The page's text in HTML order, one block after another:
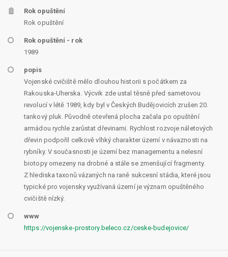
Rok opuštění
Rok opuštění
Rok opuštění - rok
1989
popis
Vojenské cvičiště mělo dlouhou historii s počátkem za
Rakouska-Uherska. Výcvik zde ustal těsně před sametovou
revolucí v létě 1989, kdy byl v Českých Budějovicích zrušen 20.
tankový pluk. Původně otevřená plocha začala po opuštění
armádou rychle zarůstat dřevinami. Rychlost rozvoje náletových
dřevin podpořil celkově vlhký charakter území v návaznosti na
rybníky. V současnosti je území bez managementu a nelesní
biotopy omezeny na drobné a stále se zmenšující fragmenty.
Z hlediska taxonů vázaných na raně sukcesní stádia, které jsou
typické pro vojensky využívaná území je význam opuštěného
cvičiště nízký.
www
https://vojenske-prostory.beleco.cz/ceske-budejovice/